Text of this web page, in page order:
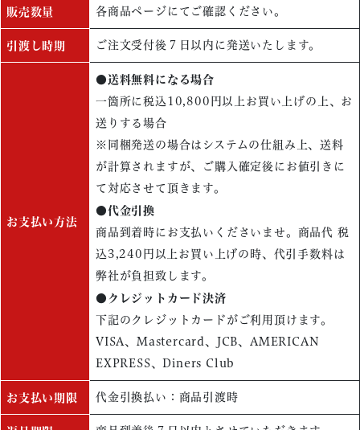
販売数量 各商品ページにてご確認ください。
引渡し時期 ご注文受付後７日以内に発送いたします。
お支払い方法
●送料無料になる場合
一箇所に税込10,800円以上お買い上げの上、お
送りする場合
※同梱発送の場合はシステムの仕組み上、送料
が計算されますが、ご購入確定後にお値引きに
て対応させて頂きます。
●代金引換
商品到着時にお支払いくださいませ。商品代 税
込3,240円以上お買い上げの時、代引手数料は
弊社が負担致します。
●クレジットカード決済
下記のクレジットカードがご利用頂けます。
VISA、Mastercard、JCB、AMERICAN
EXPRESS、Diners Club
お支払い期限 代金引換払い：商品引渡時